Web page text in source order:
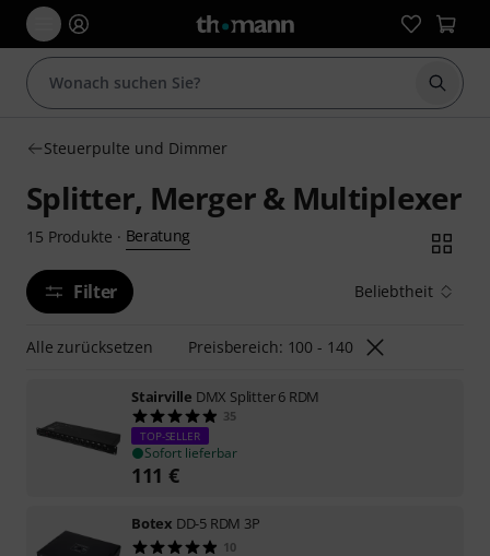
Suche
Steuerpulte und Dimmer
Splitter, Merger & Multiplexer
15 Produkte · Beratung
Filter Beliebtheit
Alle zurücksetzen Preisbereich: 100 - 140
Stairville DMX Splitter 6 RDM
35
TOP-SELLER
Sofort lieferbar
111 €
Botex DD-5 RDM 3P
10